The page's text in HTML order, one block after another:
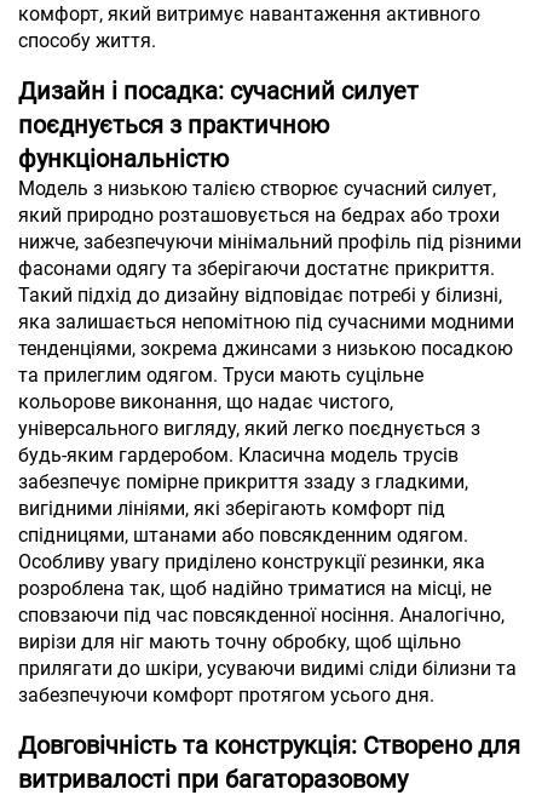
комфорт, який витримує навантаження активного
способу життя.
Дизайн і посадка: сучасний силует
поєднується з практичною
функціональністю
Модель з низькою талією створює сучасний силует,
який природно розташовується на бедрах або трохи
нижче, забезпечуючи мінімальний профіль під різними
фасонами одягу та зберігаючи достатнє прикриття.
Такий підхід до дизайну відповідає потребі у білизні,
яка залишається непомітною під сучасними модними
тенденціями, зокрема джинсами з низькою посадкою
та прилеглим одягом. Труси мають суцільне
кольорове виконання, що надає чистого,
універсального вигляду, який легко поєднується з
будь-яким гардеробом. Класична модель трусів
забезпечує помірне прикриття ззаду з гладкими,
вигідними лініями, які зберігають комфорт під
спідницями, штанами або повсякденним одягом.
Особливу увагу приділено конструкції резинки, яка
розроблена так, щоб надійно триматися на місці, не
сповзаючи під час повсякденної носіння. Аналогічно,
вирізи для ніг мають точну обробку, щоб щільно
прилягати до шкіри, усуваючи видимі сліди білизни та
забезпечуючи комфорт протягом усього дня.
Довговічність та конструкція: Створено для
витривалості при багаторазовому